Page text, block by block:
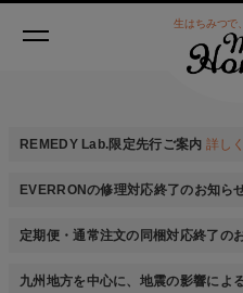
生はちみつで
REMEDY Lab.限定先行ご案内 詳し
EVERRONの修理対応終了のお知ら
定期便・通常注文の同梱対応終了の
九州地方を中心に、地震の影響によ